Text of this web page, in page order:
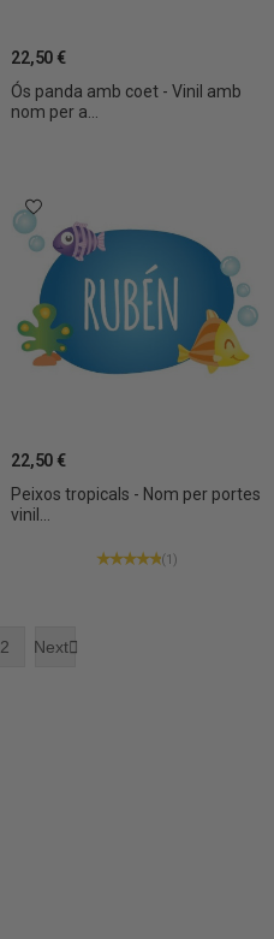
Ós panda amb coet - Vinil amb
nom per a...
22,50 €
Peixos tropicals - Nom per portes
vinil...
22,50 €
(1)
2 Next